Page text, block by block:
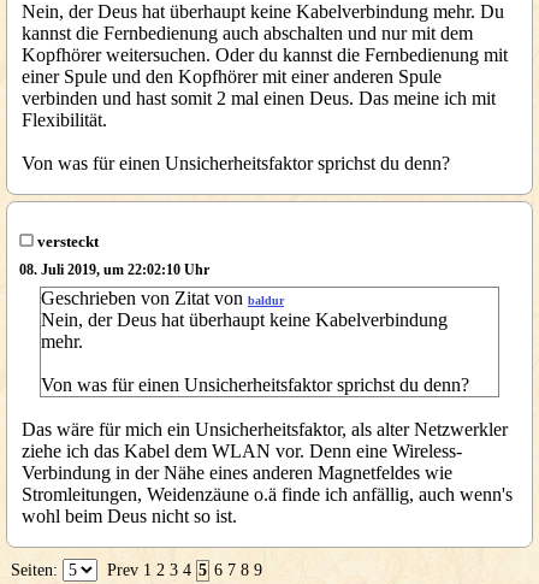
Nein, der Deus hat überhaupt keine Kabelverbindung mehr. Du
kannst die Fernbedienung auch abschalten und nur mit dem
Kopfhörer weitersuchen. Oder du kannst die Fernbedienung mit
einer Spule und den Kopfhörer mit einer anderen Spule
verbinden und hast somit 2 mal einen Deus. Das meine ich mit
Flexibilität.
Von was für einen Unsicherheitsfaktor sprichst du denn?
versteckt
08. Juli 2019, um 22:02:10 Uhr
Geschrieben von Zitat von baldur
Nein, der Deus hat überhaupt keine Kabelverbindung
mehr.
Von was für einen Unsicherheitsfaktor sprichst du denn?
Das wäre für mich ein Unsicherheitsfaktor, als alter Netzwerkler
ziehe ich das Kabel dem WLAN vor. Denn eine Wireless-
Verbindung in der Nähe eines anderen Magnetfeldes wie
Stromleitungen, Weidenzäune o.ä finde ich anfällig, auch wenn's
wohl beim Deus nicht so ist.
Seiten: Prev 1 2 3 4 5 6 7 8 9